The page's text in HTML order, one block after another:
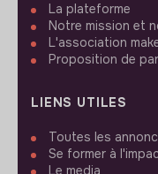
La plateforme
Notre mission et
L'association
Proposition de
LIENS UTILES
Toutes les
Se former à
Le media